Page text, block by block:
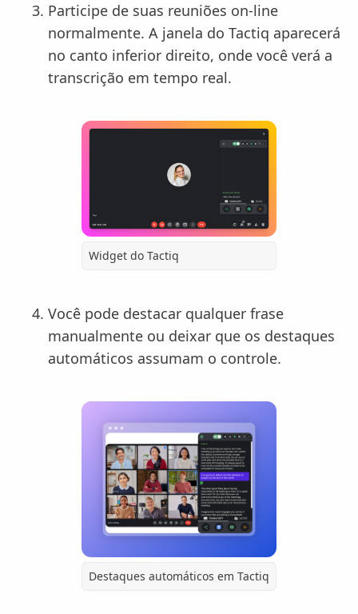
Participe de suas reuniões on-line
normalmente. A janela do Tactiq aparecerá
no canto inferior direito, onde você verá a
transcrição em tempo real.
Widget do Tactiq
Você pode destacar qualquer frase
manualmente ou deixar que os destaques
automáticos assumam o controle.
Destaques automáticos em Tactiq